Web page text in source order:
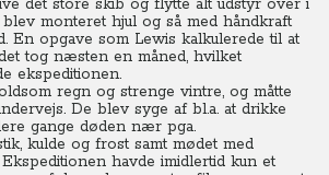
det store skib og flytte alt udstyr over i
monteret hjul og så med håndkraft
En opgave som Lewis kalkulerede til at
tog næsten en måned, hvilket
ekspeditionen.
regn og strenge vintre, og måtte
De blev syge af bl.a. at drikke
gange døden nær pga.
kulde og frost samt mødet med
havde imidlertid kun et